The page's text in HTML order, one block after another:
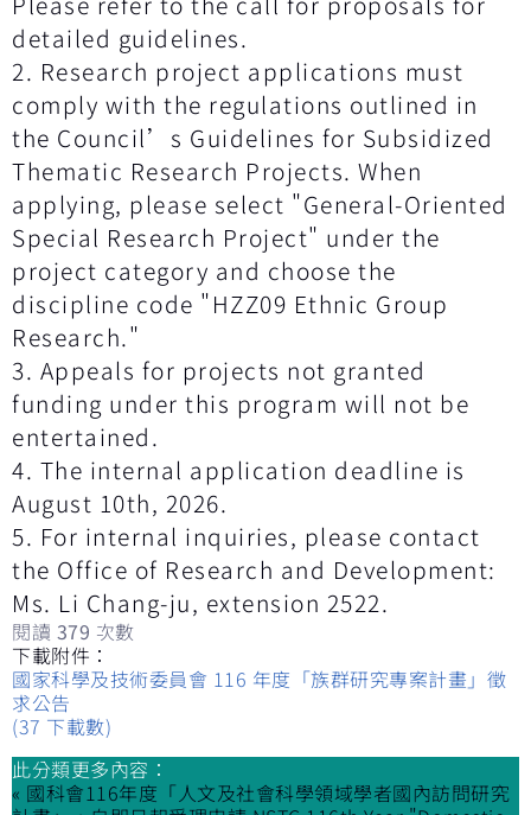
detailed guidelines.
2. Research project applications must
comply with the regulations outlined in
the Council’s Guidelines for Subsidized
Thematic Research Projects. When
applying, please select "General-Oriented
Special Research Project" under the
project category and choose the
discipline code "HZZ09 Ethnic Group
Research."
3. Appeals for projects not granted
funding under this program will not be
entertained.
4. The internal application deadline is
August 10th, 2026.
5. For internal inquiries, please contact
the Office of Research and Development:
Ms. Li Chang-ju, extension 2522.
閱讀 379 次數
下載附件：
國家科學及技術委員會 116 年度「族群研究專案計畫」徵
求公告
(37 下載數)
此分類更多內容：
« 國科會116年度「人文及社會科學領域學者國內訪問研究